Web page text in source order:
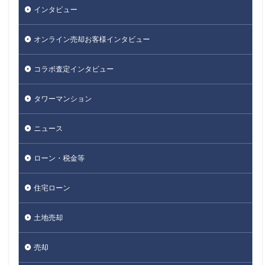
インタビュー
オンライン売却お客様インタビュー
コラボ査定インタビュー
タワーマンション
ニュース
ローン・税金等
住宅ローン
土地売却
売却